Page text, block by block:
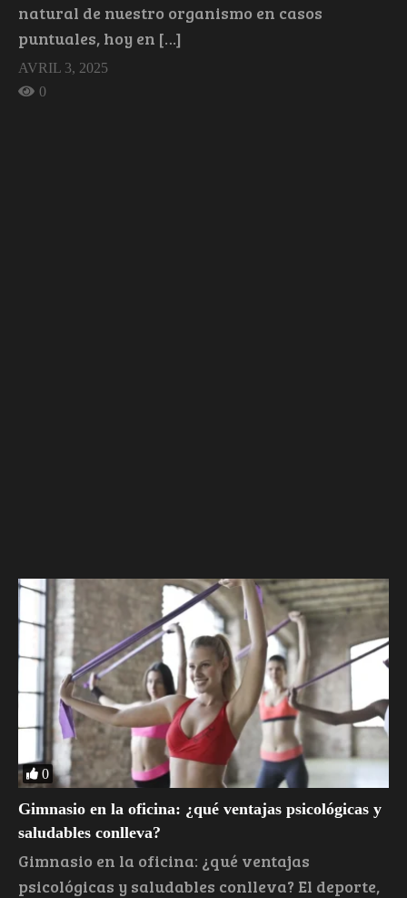
natural de nuestro organismo en casos
puntuales, hoy en […]
AVRIL 3, 2025
0
0
Gimnasio en la oficina: ¿qué ventajas psicológicas y
saludables conlleva?
Gimnasio en la oficina: ¿qué ventajas
psicológicas y saludables conlleva? El deporte,